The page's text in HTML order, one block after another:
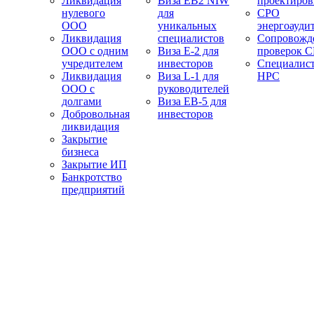
нулевого
ООО
Ликвидация
ООО с одним
учредителем
Ликвидация
ООО с
долгами
Добровольная
ликвидация
Закрытие
бизнеса
Закрытие ИП
Банкротство
предприятий
для
уникальных
специалистов
Виза E-2 для
инвесторов
Виза L-1 для
руководителей
Виза EB-5 для
инвесторов
СРО
проверок
НРС